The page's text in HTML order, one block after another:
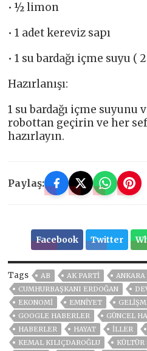
• ½ limon
• 1 adet kereviz sapı
• 1 su bardağı içme suyu (
Hazırlanışı:
1 su bardağı içme suyunu
robottan geçirin ve her
hazırlayın.
Paylaş:
Facebook Twitter
Tags AB AK PARTİ ANKARA
CUMHURBAŞKANI ERDOĞAN
EKONOMİ
EMNİYET
GOOGLE HABERLER
GÜNCEL
HABERLER
HAYAT İLLER
KEMAL KILIÇDAROĞLU
KÜLTÜR